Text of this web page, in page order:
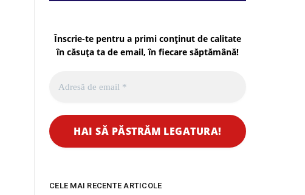
Înscrie-te pentru a primi conținut de calitate
în căsuța ta de email, în fiecare săptămână!
CELE MAI RECENTE ARTICOLE